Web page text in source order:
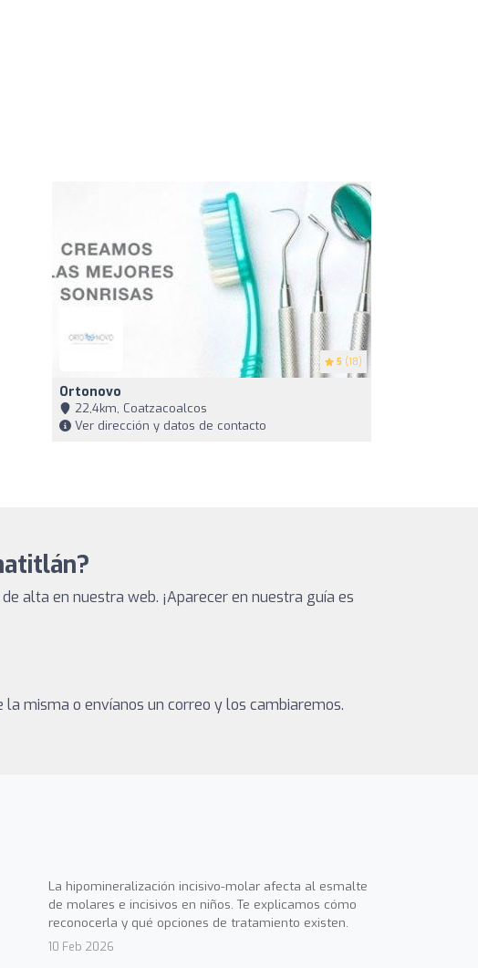
5 (18)
Ortonovo
22,4km, Coatzacoalcos
Ver dirección y datos de contacto
alta en nuestra web. ¡Aparecer en nuestra guía es
misma o envíanos un correo y los cambiaremos.
La hipomineralización incisivo-molar afecta al esmalte
de molares e incisivos en niños. Te explicamos cómo
reconocerla y qué opciones de tratamiento existen.
10 Feb 2026